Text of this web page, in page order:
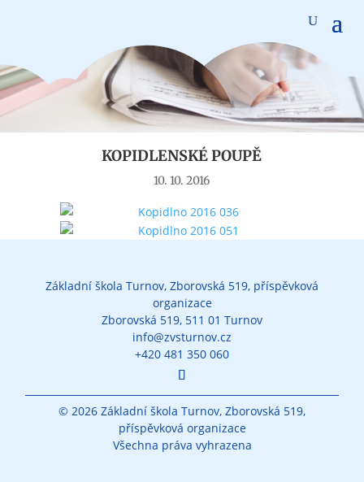
Aktuality
KOPIDLENSKÉ POUPĚ
10. 10. 2016
Základní škola Turnov, Zborovská 519, příspěvková
organizace
Zborovská 519, 511 01 Turnov
info@zvsturnov.cz
+420 481 350 060
© 2026 Základní škola Turnov, Zborovská 519,
příspěvková organizace
Všechna práva vyhrazena